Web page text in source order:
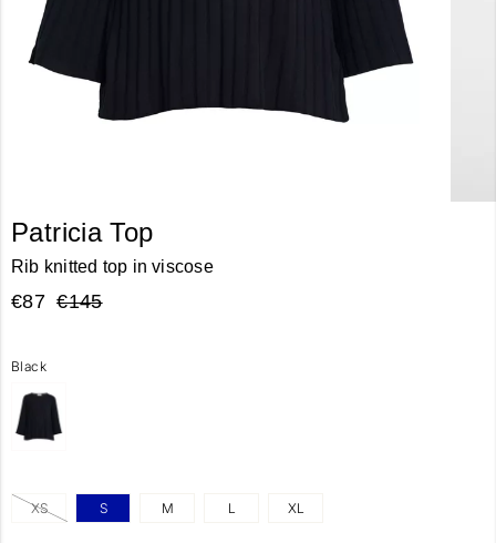
Patricia Top
Rib knitted top in viscose
€87 €145
Black
XS S M L XL